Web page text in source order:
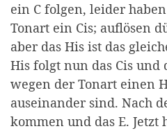
ein C folgen, leider
Tonart ein Cis; auflösen
aber das His ist das
His folgt nun das Cis und
wegen der Tonart einen
auseinander sind. Nach
kommen und das E.